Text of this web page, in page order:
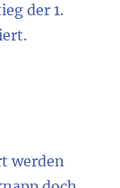
der 1.
werden